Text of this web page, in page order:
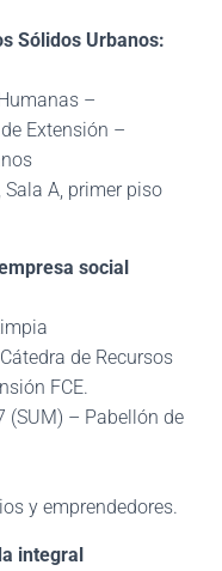
Sólidos Urbanos:
–
Extensión –
A, primer piso
social
de Recursos
FCE.
(SUM) – Pabellón de
y emprendedores.
integral